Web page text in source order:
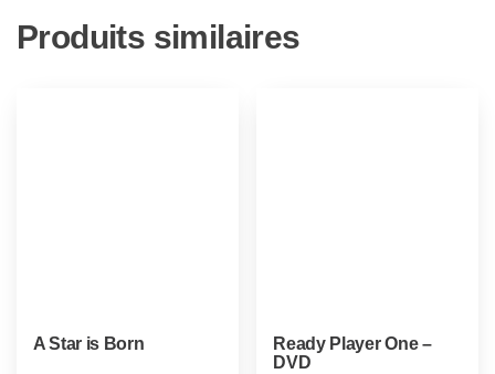
Produits similaires
A Star is Born
Ready Player One –
DVD